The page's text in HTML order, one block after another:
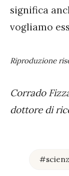
significa
vogliamo
Riproduzione
Corrado
dottore di